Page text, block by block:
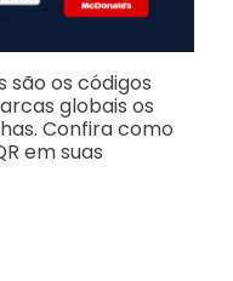
são os códigos
globais os
Confira como
em suas